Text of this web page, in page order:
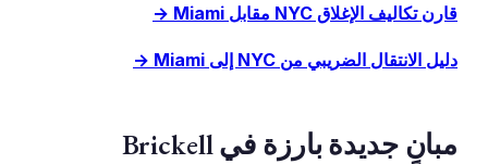
قارن تكاليف الإغلاق NYC مقابل Miami →
دليل الانتقال الضريبي من NYC إلى Miami →
مبانٍ جديدة بارزة في Brickell